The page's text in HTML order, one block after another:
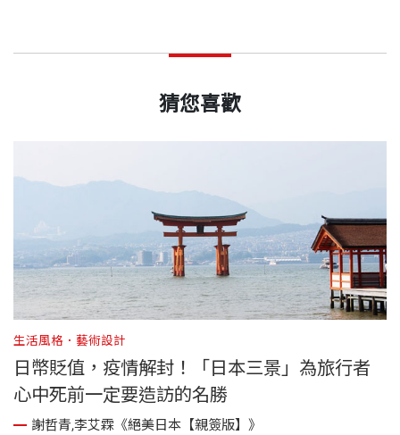
猜您喜歡
生活風格．藝術設計
日幣貶值，疫情解封！「日本三景」為旅行者
心中死前一定要造訪的名勝
謝哲青,李艾霖《絕美日本【親簽版】》